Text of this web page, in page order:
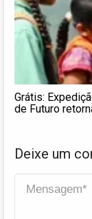
Grátis:
de Futuro
Deixe um